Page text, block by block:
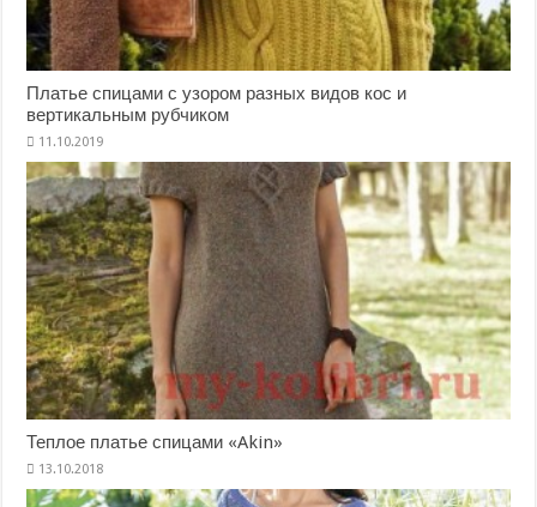
Платье спицами с узором разных видов кос и
вертикальным рубчиком
Теплое платье спицами «Akin»